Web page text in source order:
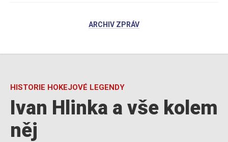
ARCHIV ZPRÁV
HISTORIE HOKEJOVÉ LEGENDY
Ivan Hlinka a vše kolem
něj